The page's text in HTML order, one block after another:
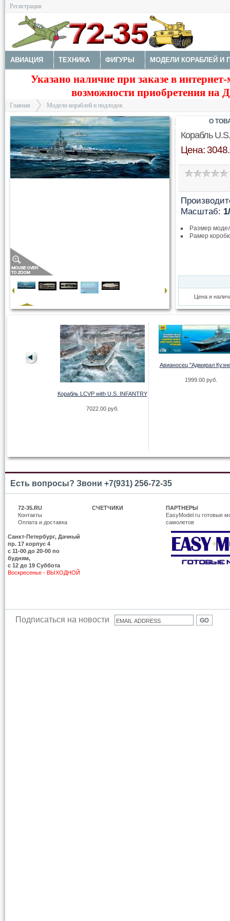
Регистрация
АВИАЦИЯ ТЕХНИКА ФИГУРЫ МОДЕЛИ КОРАБЛЕЙ И
ДОПОЛНЕНИЯ КРАСКИ И ИНСТРУМЕНТЫ
Указано наличие при заказе в
возможности приобретения на
Главная
>
Модели кораблей и подлодок
Корабль
Цена:
Масштаб:
Размер
Рамер
Цена и
О
Корабль LCVP with U.S. INFANTRY
7022.00 руб.
Авианосец "Адмирал
1999.00 руб.
Есть вопросы? Звони +7(931) 256-72-35
72-35.RU
Контакты
Оплата и доставка
Санкт-Петербург, Дачный
пр. 17 корпус 4
c 11-00 до 20-00 по
будням,
с 12 до 19 Суббота
Воскресенье - ВЫХОДНОЙ
СЧЕТЧИКИ
ПАРТНЕРЫ
EasyModel.ru готовые
самолетов
Подписаться на новости